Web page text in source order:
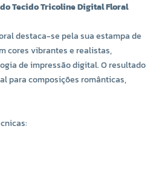
Tecido Tricoline Digital Floral
destaca-se pela sua estampa de
cores vibrantes e realistas,
de impressão digital. O resultado
para composições românticas,